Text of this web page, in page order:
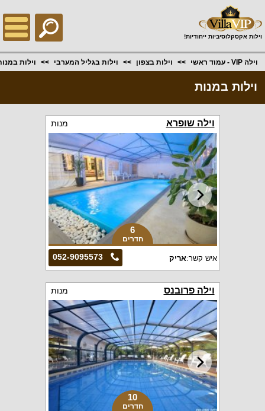
וילות אקסקלוסיביות ייחודיות!
וילה VIP - עמוד ראשי וילות בצפון וילות בגליל המערבי וילות
וילות במנות
וילה שופרא מנות
6
חדרים
052-9095573 איש קשר:אריק
וילה פרובנס מנות
10
חדרים